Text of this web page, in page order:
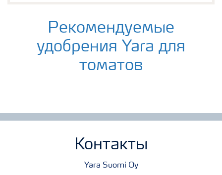
Рекомендуемые
удобрения Yara для
томатов
Контакты
Yara Suomi Oy